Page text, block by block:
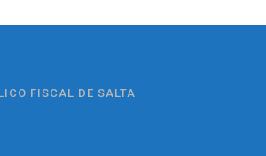
FISCAL DE SALTA